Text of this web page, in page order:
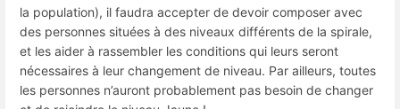
la population), il faudra accepter de devoir composer avec
des personnes situées à des niveaux différents de la spirale,
et les aider à rassembler les conditions qui leurs seront
nécessaires à leur changement de niveau. Par ailleurs, toutes
les personnes n’auront probablement pas besoin de changer